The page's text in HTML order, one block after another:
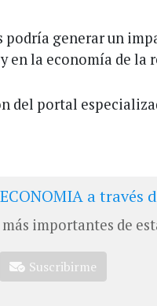
podría generar un
en la economía de la
del portal
a través
importantes de
Suscribirme